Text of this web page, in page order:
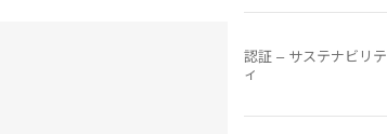
認証 – サステナビリテ
ィ